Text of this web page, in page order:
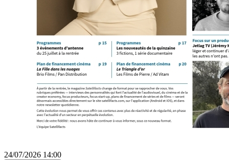
24/07/2026 14:00